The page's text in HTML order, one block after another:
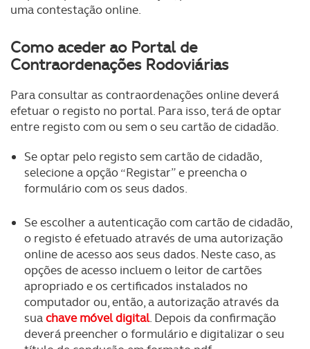
uma contestação online.
Como aceder ao Portal de
Contraordenações Rodoviárias
Para consultar as contraordenações online deverá
efetuar o registo no portal. Para isso, terá de optar
entre registo com ou sem o seu cartão de cidadão.
Se optar pelo registo sem cartão de cidadão,
selecione a opção “Registar” e preencha o
formulário com os seus dados.
Se escolher a autenticação com cartão de cidadão,
o registo é efetuado através de uma autorização
online de acesso aos seus dados. Neste caso, as
opções de acesso incluem o leitor de cartões
apropriado e os certificados instalados no
computador ou, então, a autorização através da
suachave móvel digital. Depois da confirmação
deverá preencher o formulário e digitalizar o seu